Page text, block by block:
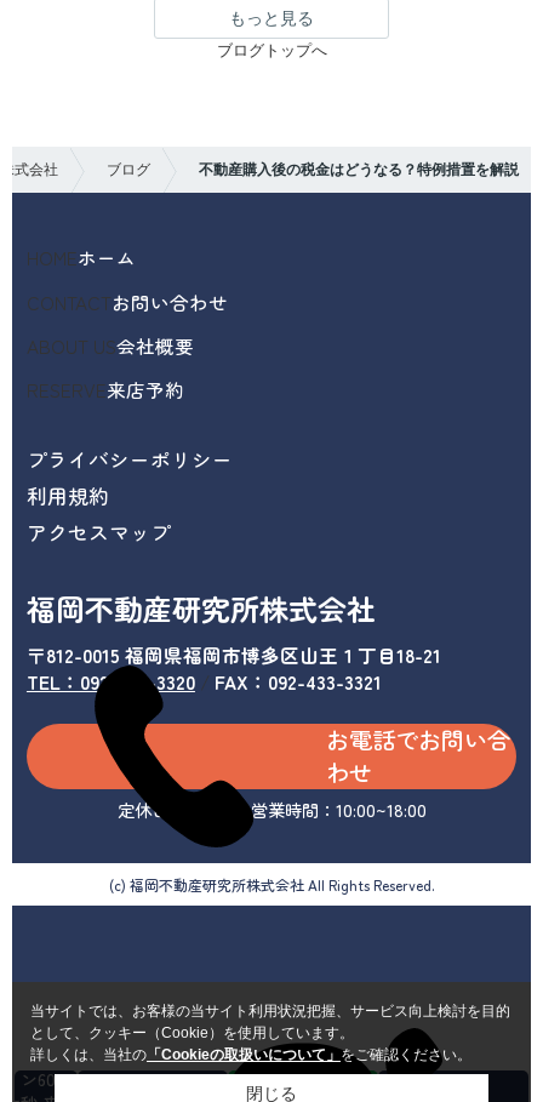
もっと見る
ブログトップへ
式会社 ブログ 不動産購入後の税金はどうなる？特例措置を解説
HOMEホーム
CONTACTお問い合わせ
ABOUT US会社概要
RESERVE来店予約
プライバシーポリシー
利用規約
アクセスマップ
福岡不動産研究所株式会社
〒812-0015 福岡県福岡市博多区山王１丁目18-21
TEL：092-433-3320/ FAX：092-433-3321
お電話でお問い合
わせ
定休日：水曜日 営業時間：10:00~18:00
(c) 福岡不動産研究所株式会社 All Rights Reserved.
カンタ
ン60
当サイトでは、お客様の当サイト利用状況把握、サービス向上検討を目的
として、クッキー（Cookie）を使用しています。
詳しくは、当社の 「Cookieの取扱いについて」 をご確認ください。
閉じる